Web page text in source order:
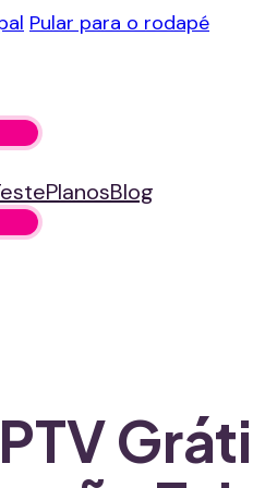
Pular para o rodapé
PlanosBlog